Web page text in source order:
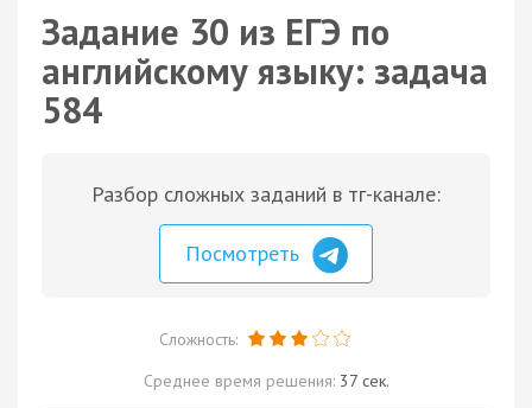
Задание 30 из ЕГЭ по
английскому языку: задача
584
Разбор сложных заданий в тг-канале:
Посмотреть
Сложность:
Среднее время решения: 37 сек.